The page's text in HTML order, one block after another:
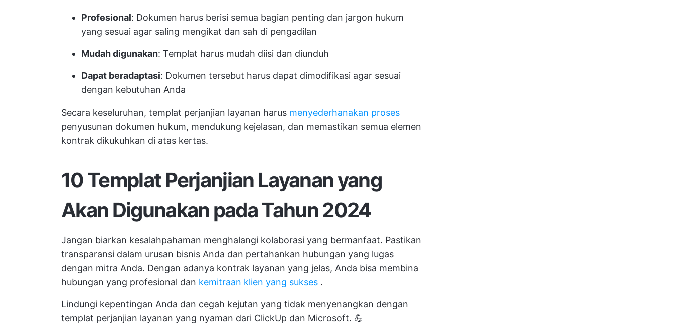
Profesional: Dokumen harus berisi semua bagian penting dan jargon hukum
yang sesuai agar saling mengikat dan sah di pengadilan
Mudah digunakan: Templat harus mudah diisi dan diunduh
Dapat beradaptasi: Dokumen tersebut harus dapat dimodifikasi agar sesuai
dengan kebutuhan Anda
Secara keseluruhan, templat perjanjian layanan harus menyederhanakan proses
penyusunan dokumen hukum, mendukung kejelasan, dan memastikan semua elemen
kontrak dikukuhkan di atas kertas.
10 Templat Perjanjian Layanan yang
Akan Digunakan pada Tahun 2024
Jangan biarkan kesalahpahaman menghalangi kolaborasi yang bermanfaat. Pastikan
transparansi dalam urusan bisnis Anda dan pertahankan hubungan yang lugas
dengan mitra Anda. Dengan adanya kontrak layanan yang jelas, Anda bisa membina
hubungan yang profesional dan kemitraan klien yang sukses .
Lindungi kepentingan Anda dan cegah kejutan yang tidak menyenangkan dengan
templat perjanjian layanan yang nyaman dari ClickUp dan Microsoft. 💪